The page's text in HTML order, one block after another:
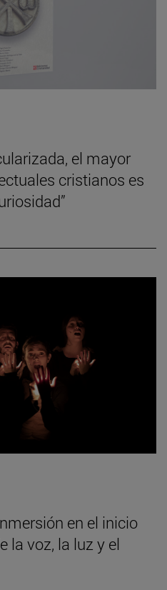
el mayor
cristianos es
en el inicio
la voz, la luz y el